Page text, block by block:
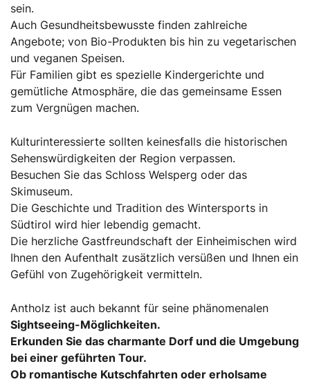
sein.
Auch Gesundheitsbewusste finden zahlreiche
Angebote; von Bio-Produkten bis hin zu vegetarischen
und veganen Speisen.
Für Familien gibt es spezielle Kindergerichte und
gemütliche Atmosphäre, die das gemeinsame Essen
zum Vergnügen machen.
Kulturinteressierte sollten keinesfalls die historischen
Sehenswürdigkeiten der Region verpassen.
Besuchen Sie das Schloss Welsperg oder das
Skimuseum.
Die Geschichte und Tradition des Wintersports in
Südtirol wird hier lebendig gemacht.
Die herzliche Gastfreundschaft der Einheimischen wird
Ihnen den Aufenthalt zusätzlich versüßen und Ihnen ein
Gefühl von Zugehörigkeit vermitteln.
Antholz ist auch bekannt für seine phänomenalen
Sightseeing-Möglichkeiten.
Erkunden Sie das charmante Dorf und die Umgebung
bei einer geführten Tour.
Ob romantische Kutschfahrten oder erholsame